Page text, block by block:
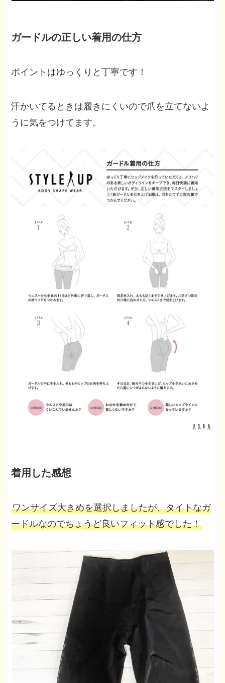
ガードルの正しい着用の仕方
ポイントはゆっくりと丁寧です！
汗かいてるときは履きにくいので爪を立てないよ
うに気をつけてます。
着用した感想
ワンサイズ大きめを選択しましたが、タイトなガ
ードルなのでちょうど良いフィット感でした！